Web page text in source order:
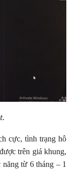
cực, tình trạng hô
trên giá khung,
từ 6 tháng – 1